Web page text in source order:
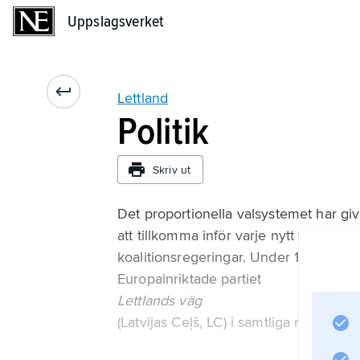
Uppslagsverket
Lettland
Politik
Skriv ut
Det proportionella valsystemet har
att tillkomma inför varje nytt val
koalitionsregeringar. Under 1990-
Europainriktade partiet
Lettlands väg
(Latvijas Ceļš, LC) i samtliga